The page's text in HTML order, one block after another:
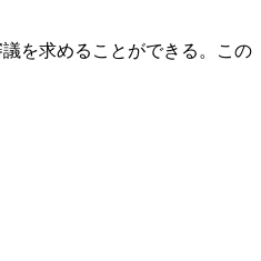
を求めることができる。この